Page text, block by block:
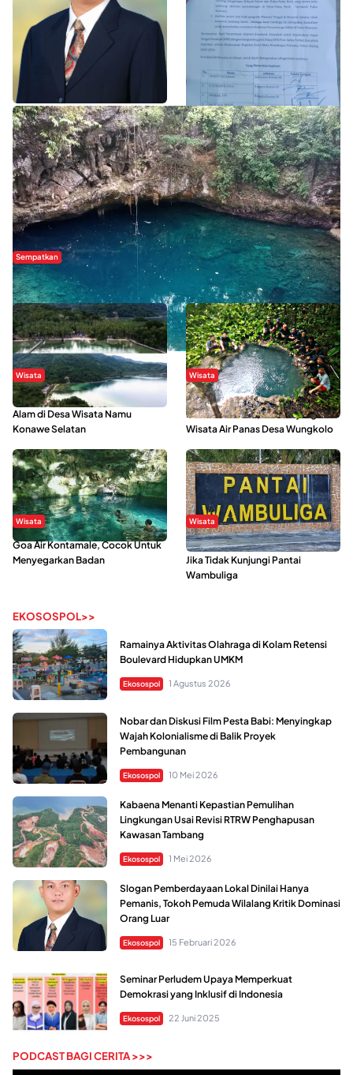
Slogan Pemberdayaan Lokal
Dinilai Hanya Pemanis, Tokoh
Pemuda Wilalang Kritik Dominasi
Orang Luar
Hipmawani Bersama DPRD Sultra
Sepakati RDP Perihal IUP
Pertambangan di Pulau Wawonii
WISATA SULTRA >>
Sempatkan
Danau Rebi-Rebi, Pesona Alam Tersembunyi di Morowali
Wisata
Menikmati Suasana Keindahan
Alam di Desa Wisata Namu
Konawe Selatan
Wisata
Sering Menjadi Tempat Refreshing
Mahasiswa KKN, Yuk Kunjungi
Wisata Air Panas Desa Wungkolo
Wisata
Goa Air Kontamale, Cocok Untuk
Menyegarkan Badan
Wisata
Berkunjung Ke Wakatobi, Nyesal
Jika Tidak Kunjungi Pantai
Wambuliga
EKOSOSPOL>>
Ramainya Aktivitas Olahraga di Kolam Retensi
Boulevard Hidupkan UMKM
Ekosospol 1 Agustus 2026
Nobar dan Diskusi Film Pesta Babi: Menyingkap
Wajah Kolonialisme di Balik Proyek
Pembangunan
Ekosospol 10 Mei 2026
Kabaena Menanti Kepastian Pemulihan
Lingkungan Usai Revisi RTRW Penghapusan
Kawasan Tambang
Ekosospol 1 Mei 2026
Slogan Pemberdayaan Lokal Dinilai Hanya
Pemanis, Tokoh Pemuda Wilalang Kritik Dominasi
Orang Luar
Ekosospol 15 Februari 2026
Seminar Perludem Upaya Memperkuat
Demokrasi yang Inklusif di Indonesia
Ekosospol 22 Juni 2025
PODCAST BAGI CERITA >>>